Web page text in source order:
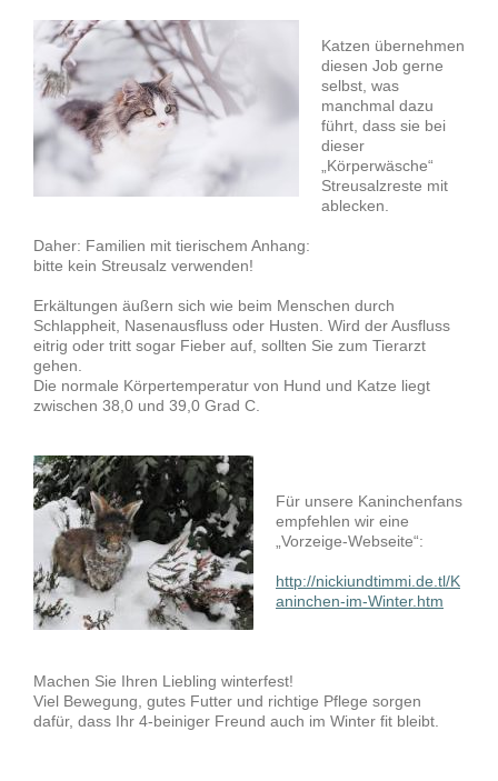
Katzen übernehmen
diesen Job gerne
selbst, was
manchmal dazu
führt, dass sie bei
dieser
„Körperwäsche“
Streusalzreste mit
ablecken.
Daher: Familien mit tierischem Anhang:
bitte kein Streusalz verwenden!
Erkältungen äußern sich wie beim Menschen durch
Schlappheit, Nasenausfluss oder Husten. Wird der Ausfluss
eitrig oder tritt sogar Fieber auf, sollten Sie zum Tierarzt
gehen.
Die normale Körpertemperatur von Hund und Katze liegt
zwischen 38,0 und 39,0 Grad C.
Für unsere Kaninchenfans
empfehlen wir eine
„Vorzeige-Webseite“:
http://nickiundtimmi.de.tl/K
aninchen-im-Winter.htm
Machen Sie Ihren Liebling winterfest!
Viel Bewegung, gutes Futter und richtige Pflege sorgen
dafür, dass Ihr 4-beiniger Freund auch im Winter fit bleibt.